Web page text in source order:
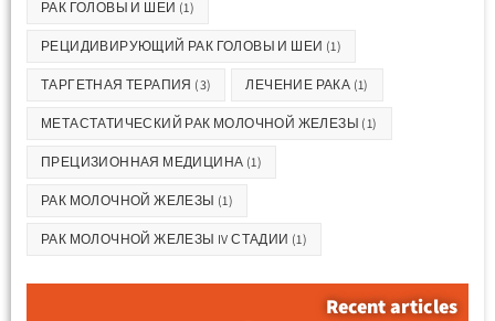
РАК ГОЛОВЫ И ШЕИ (1)
РЕЦИДИВИРУЮЩИЙ РАК ГОЛОВЫ И ШЕИ (1)
ТАРГЕТНАЯ ТЕРАПИЯ (3) ЛЕЧЕНИЕ РАКА (1)
МЕТАСТАТИЧЕСКИЙ РАК МОЛОЧНОЙ ЖЕЛЕЗЫ (1)
ПРЕЦИЗИОННАЯ МЕДИЦИНА (1)
РАК МОЛОЧНОЙ ЖЕЛЕЗЫ (1)
РАК МОЛОЧНОЙ ЖЕЛЕЗЫ IV СТАДИИ (1)
Recent articles